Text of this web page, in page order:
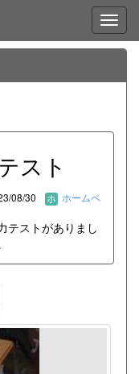
スト
08/30
ホームペ
テストがありまし